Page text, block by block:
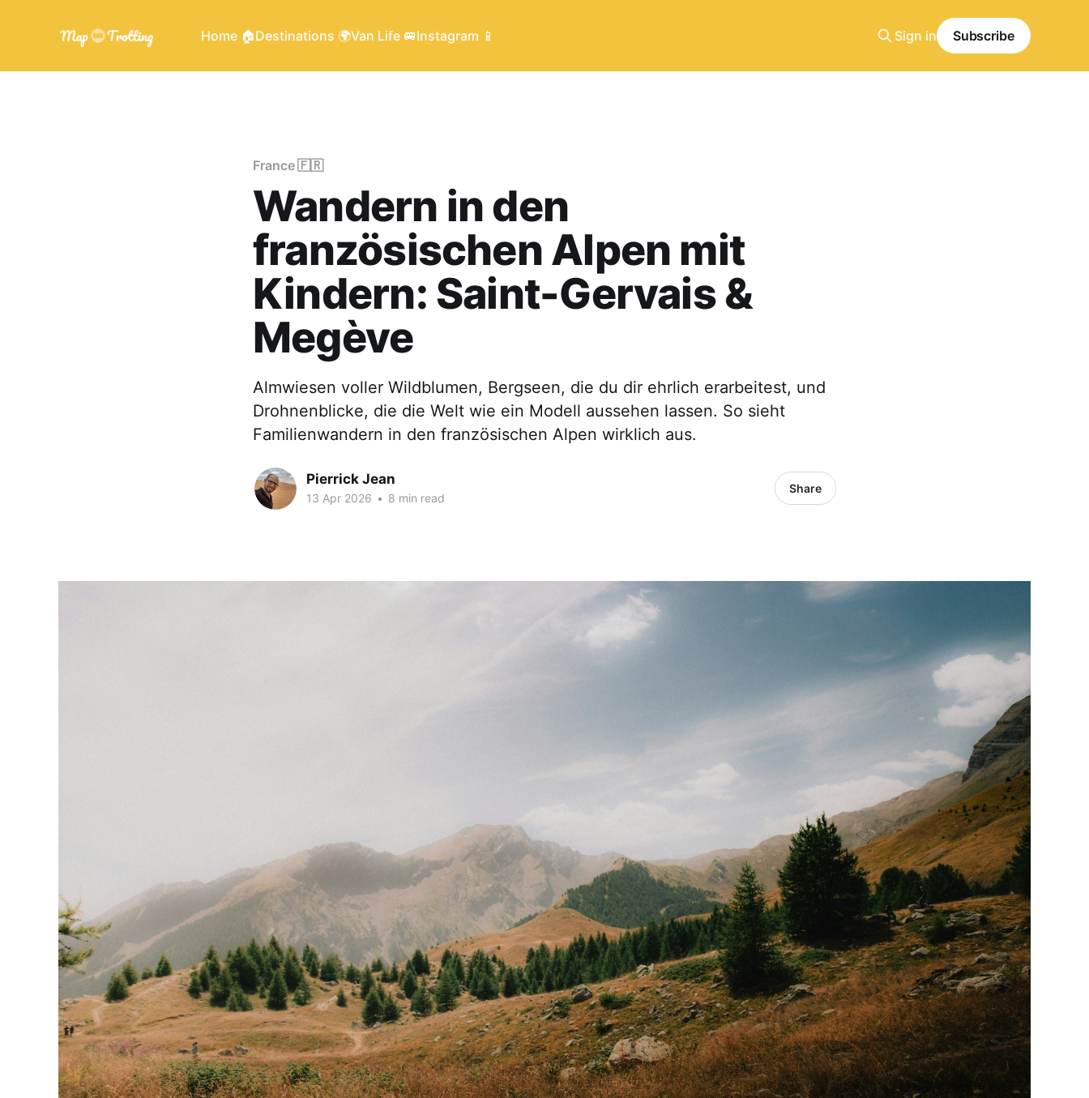
Home 🏠Destinations 🌍Van Life 🚐Instagram 📱 Sign in Subscribe
France 🇫🇷
Wandern in den
französischen Alpen mit
Kindern: Saint-Gervais &
Megève
Almwiesen voller Wildblumen, Bergseen, die du dir ehrlich erarbeitest, und
Drohnenblicke, die die Welt wie ein Modell aussehen lassen. So sieht
Familienwandern in den französischen Alpen wirklich aus.
Pierrick Jean
13 Apr 2026 • 8 min read
Share